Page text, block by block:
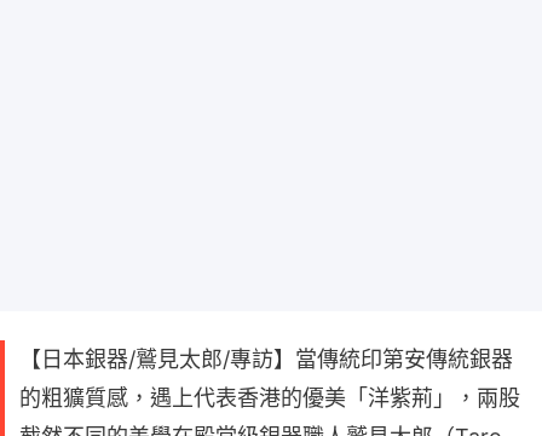
【日本銀器/鷲見太郎/專訪】當傳統印第安傳統銀器
的粗獷質感，遇上代表香港的優美「洋紫荊」，兩股